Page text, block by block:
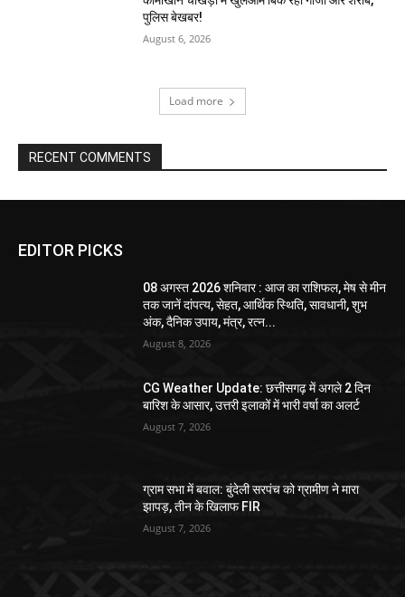
पुलिस बेखबर!
August 6, 2026
Load more
RECENT COMMENTS
EDITOR PICKS
08 अगस्त 2026 शनिवार : आज का राशिफल, मेष से मीन
तक जानें दांपत्य, सेहत, आर्थिक स्थिति, सावधानी, शुभ
अंक, दैनिक उपाय, मंत्र, रत्न...
August 8, 2026
CG Weather Update: छत्तीसगढ़ में अगले 2 दिन
बारिश के आसार, उत्तरी इलाकों में भारी वर्षा का अलर्ट
August 7, 2026
ग्राम सभा में बवाल: बुंदेली सरपंच को ग्रामीण ने मारा
झापड़, तीन के खिलाफ FIR
August 7, 2026